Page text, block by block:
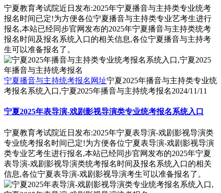
宁夏教育考试院近日发布:2025年宁夏播音与主持类专业统考
报名时间已定!为方便各位宁夏播音与主持类专业艺考生进行
报名,本站已经同步官网发布的2025年宁夏播音与主持类统考
报名时间及报名系统入口的相关信息,各位宁夏播音与主持考
生可以准备报名了。
宁夏播音与主持统考报名网址宁夏2025年播音与主持类专业统
考报名系统入口,宁夏2025年播音与主持统考报名2024/11/11
宁夏2025年表导演-戏剧影视导演类专业统考报名系统入口
宁夏教育考试院近日发布:2025年宁夏表导演-戏剧影视导演类
专业统考报名时间已定!为方便各位宁夏表导演-戏剧影视导演
类专业艺考生进行报名,本站已经同步官网发布的2025年宁夏
表导演-戏剧影视导演类统考报名时间及报名系统入口的相关
信息,各位宁夏表导演-戏剧影视导演考生可以准备报名了。